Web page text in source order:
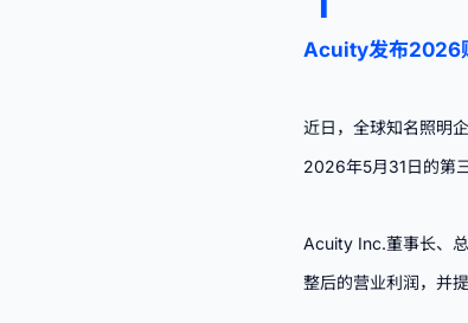
Acuity发布2026
近日，全球知名照明
2026年5月31日的第
Acuity Inc.董事长、
整后的营业利润，并